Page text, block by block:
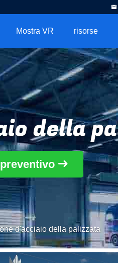
Mostra VR risorse
della
d'acciaio della palizzata